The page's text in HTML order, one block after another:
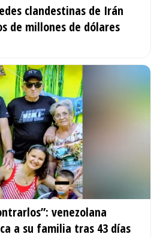
clandestinas de Irán
de millones de dólares
venezolana
a su familia tras 43 días